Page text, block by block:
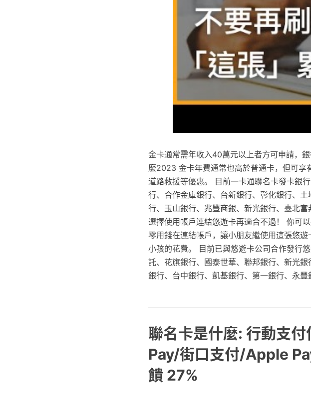
金卡通常需年收入40萬元以上者方可申請，
麼2023 金卡年費通常也高於普通卡，但可享
道路救援等優惠。 目前一卡通聯名卡發卡銀
行、合作金庫銀行、台新銀行、彰化銀行、
行、玉山銀行、兆豐商銀、新光銀行、臺北
選擇使用帳戶連結悠遊卡再適合不過！ 你可
零用錢在連結帳戶，讓小朋友繼使用這張悠
小孩的花費。 目前已與悠遊卡公司合作發行
託、花旗銀行、國泰世華、聯邦銀行、新光
銀行、台中銀行、凱基銀行、第一銀行、永豐
聯名卡是什麼: 行動支
Pay/街口支付/Apple
饋 27%